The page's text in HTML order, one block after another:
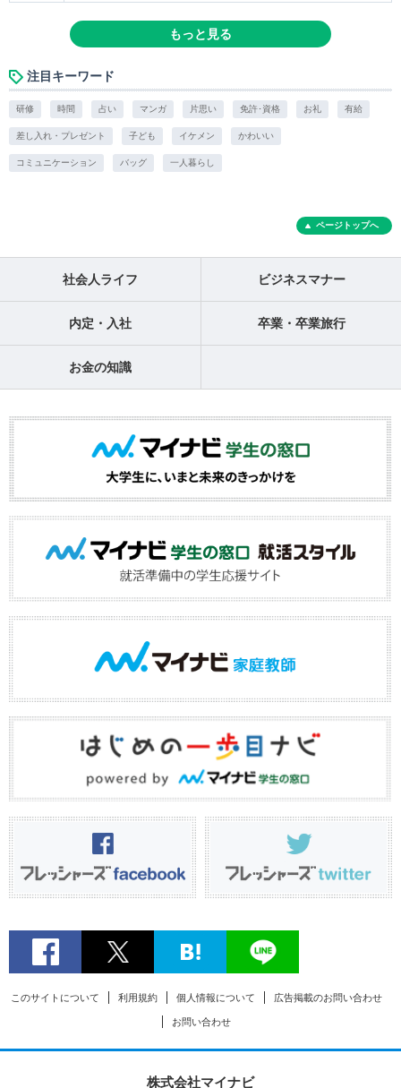
もっと見る
注目キーワード
研修 時間 占い マンガ 片思い 免許･資格 お礼 有給
差し入れ・プレゼント 子ども イケメン かわいい
コミュニケーション バッグ 一人暮らし
ページトップへ
社会人ライフ ビジネスマナー
内定・入社 卒業・卒業旅行
お金の知識
このサイトについて 利用規約 個人情報について 広告掲載のお問い合わせ
お問い合わせ
株式会社マイナビ